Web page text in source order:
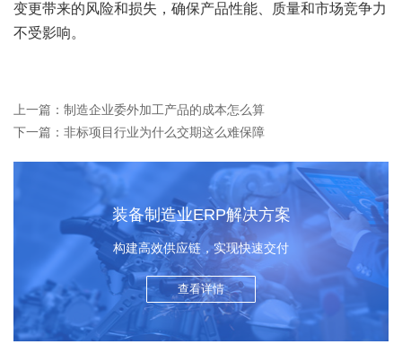
变更带来的风险和损失，确保产品性能、质量和市场竞争力
不受影响。
上一篇：制造企业委外加工产品的成本怎么算
下一篇：非标项目行业为什么交期这么难保障
装备制造业ERP解决方案
构建高效供应链，实现快速交付
查看详情